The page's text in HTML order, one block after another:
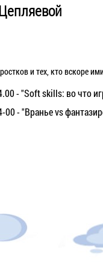
и тех, кто вскоре
- "Soft skills: во что
00 - "Вранье vs